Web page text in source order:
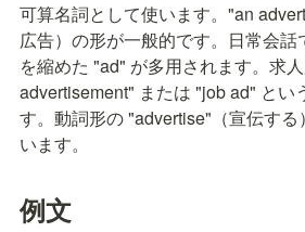
可算名詞として使います。"an
広告）の形が一般的です。日常会話
を縮めた "ad" が多用されます。求
advertisement" または "job ad" とい
す。動詞形の "advertise"（宣伝する
います。
例文